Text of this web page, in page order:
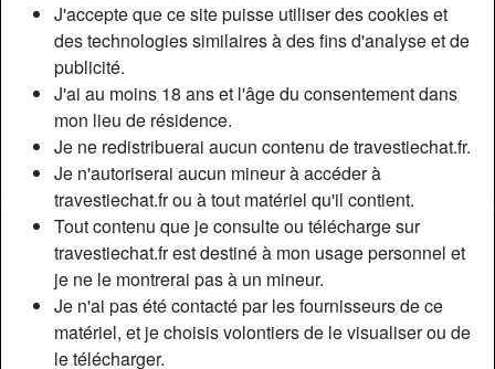
J'accepte que ce site puisse utiliser des cookies et
des technologies similaires à des fins d'analyse et de
publicité.
J'ai au moins 18 ans et l'âge du consentement dans
mon lieu de résidence.
Je ne redistribuerai aucun contenu de travestiechat.fr.
Je n'autoriserai aucun mineur à accéder à
travestiechat.fr ou à tout matériel qu'il contient.
Tout contenu que je consulte ou télécharge sur
travestiechat.fr est destiné à mon usage personnel et
je ne le montrerai pas à un mineur.
Je n'ai pas été contacté par les fournisseurs de ce
matériel, et je choisis volontiers de le visualiser ou de
le télécharger.
Département:
Essonne
Sexe:
Homme
Couleur des cheveux:
Couleur des yeux:
Poids:
75 Kg
Épilé(e):
if necessary
Description
N'a pas encore saisi de description
Cherche
Femme, Transexuelle, Africain(e), Asiatique,